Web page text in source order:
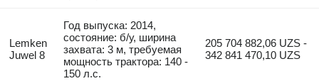
Lemken
Juwel 8
Год выпуска: 2014,
состояние: б/у, ширина
захвата: 3 м, требуемая
мощность трактора: 140 -
150 л.с.
205 704 882,06 UZS -
342 841 470,10 UZS